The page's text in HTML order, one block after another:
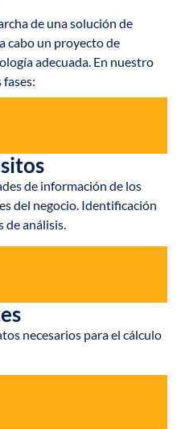
de una solución de
cabo un proyecto de
adecuada. En nuestro
fases:
de información de los
del negocio. Identificación
de análisis.
necesarios para el cálculo